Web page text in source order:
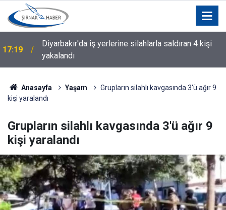
17:19
Diyarbakır'da iş yerlerine silahlarla saldıran 4 kişi
yakalandı
Anasayfa Yaşam
Grupların silahlı kavgasında 3'ü ağır 9
kişi yaralandı
Grupların silahlı kavgasında 3'ü ağır 9
kişi yaralandı